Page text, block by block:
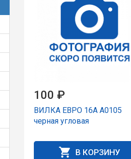
100 ₽
ВИЛКА ЕВРО 16А А0105
черная угловая
В КОРЗИНУ